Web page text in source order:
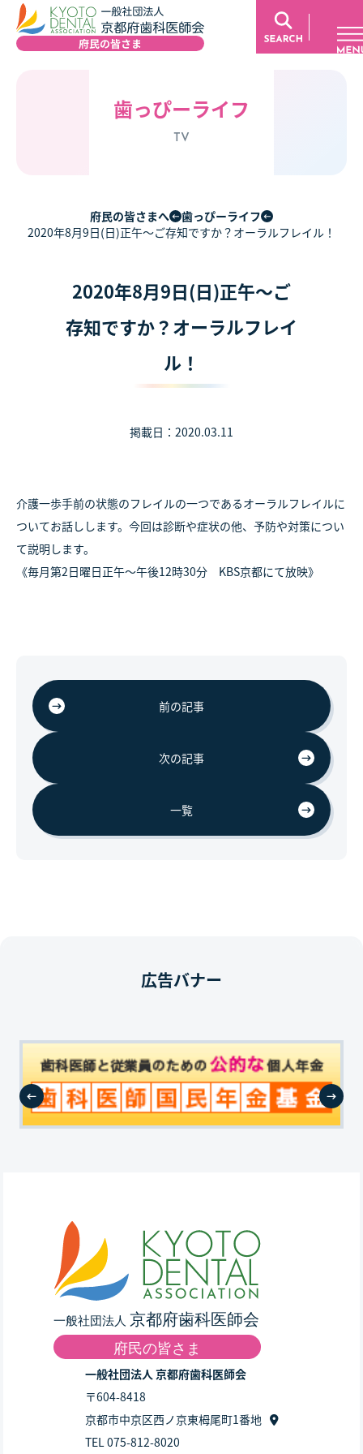
歯っぴーライフ
TV
府民の皆さまへ
歯っぴーライフ
2020年8月9日(日)正午〜ご存知ですか？オーラルフレイル！
2020年8月9日(日)正午〜ご
存知ですか？オーラルフレイ
ル！
掲載日：2020.03.11
介護一歩手前の状態のフレイルの一つであるオーラルフレイルに
ついてお話しします。今回は診断や症状の他、予防や対策につい
て説明します。
《毎月第2日曜日正午～午後12時30分 KBS京都にて放映》
前の記事
次の記事
一覧
広告バナー
一般社団法人 京都府歯科医師会
〒604-8418
京都市中京区西ノ京東栂尾町1番地
TEL 075-812-8020